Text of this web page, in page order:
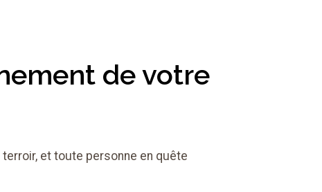
de votre
et toute personne en quête